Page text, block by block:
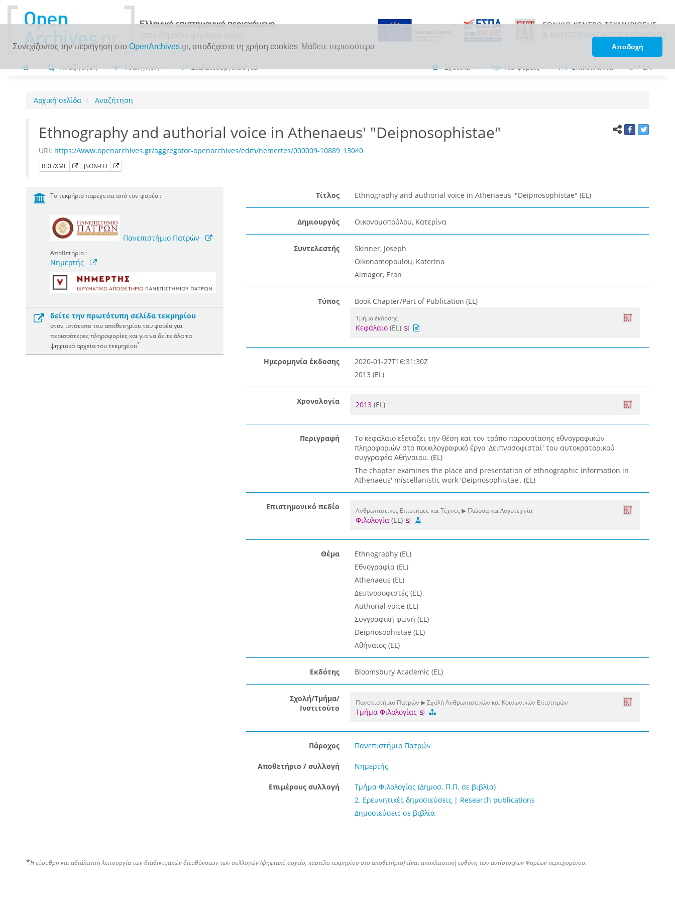
Συνεχίζοντας την περιήγηση στο OpenArchives.gr, αποδέχεστε τη χρήση cookies Μάθετε περισσότερα Αποδοχή
Αναζήτηση Πλοήγηση Διαλειτουργικότητα Σχετικά Για φορείς Επικοινωνία ΕΛ•EN
Αρχική σελίδα Αναζήτηση
Ethnography and authorial voice in Athenaeus' "Deipnosophistae"
URI: https://www.openarchives.gr/aggregator-openarchives/edm/nemertes/000009-10889_13040
RDF/XML JSON-LD
Το τεκμήριο παρέχεται από τον φορέα :
Πανεπιστήμιο Πατρών
Αποθετήριο :
Νημερτής
δείτε την πρωτότυπη σελίδα τεκμηρίου
στον ιστότοπο του αποθετηρίου του φορέα για
περισσότερες πληροφορίες και για να δείτε όλα τα
ψηφιακά αρχεία του τεκμηρίου*
Τίτλος Ethnography and authorial voice in Athenaeus' "Deipnosophistae" (EL)
Δημιουργός Οικονομοπούλου, Κατερίνα
Συντελεστής
Skinner, Joseph
Oikonomopoulou, Katerina
Almagor, Eran
Τύπος Book Chapter/Part of Publication (EL)
Τμήμα έκδοσης
Κεφάλαιο(EL)
Ημερομηνία έκδοσης
2020-01-27T16:31:30Z
2013 (EL)
Χρονολογία 2013 (EL)
Περιγραφή
Το κεφάλαιο εξετάζει την θέση και τον τρόπο παρουσίασης εθνογραφικών
πληροφοριών στο ποικιλογραφικό έργο 'Δειπνοσοφισταί' του αυτοκρατορικού
συγγραφέα Αθήναιου. (EL)
The chapter examines the place and presentation of ethnographic information in
Athenaeus' miscellanistic work 'Deipnosophistae'. (EL)
Επιστημονικό πεδίο Ανθρωπιστικές Επιστήμες και Τέχνες ▶ Γλώσσα και Λογοτεχνία
Φιλολογία(EL)
Θέμα
Ethnography (EL)
Εθνογραφία (EL)
Athenaeus (EL)
Δειπνοσοφιστές (EL)
Authorial voice (EL)
Συγγραφική φωνή (EL)
Deipnosophistae (EL)
Αθήναιος (EL)
Εκδότης Bloomsbury Academic (EL)
Σχολή/Τμήμα/
Ινστιτούτο
Πανεπιστήμιο Πατρών ▶ Σχολή Ανθρωπιστικών και Κοινωνικών Επιστημών
Τμήμα Φιλολογίας
Πάροχος Πανεπιστήμιο Πατρών
Αποθετήριο / συλλογή Νημερτής
Επιμέρους συλλογή
Τμήμα Φιλολογίας (Δημοσ. Π.Π. σε βιβλία)
2. Ερευνητικές δημοσιεύσεις | Research publications
Δημοσιεύσεις σε βιβλία
*Η εύρυθμη και αδιάλειπτη λειτουργία των διαδικτυακών διευθύνσεων των συλλογών (ψηφιακό αρχείο, καρτέλα τεκμηρίου στο αποθετήριο) είναι αποκλειστική ευθύνη των αντίστοιχων Φορέων περιεχομένου.